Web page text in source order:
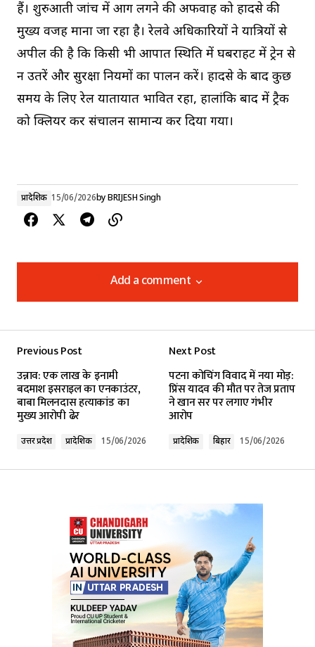
हैं। शुरुआती जांच में आग लगने की अफवाह को हादसे की
मुख्य वजह माना जा रहा है। रेलवे अधिकारियों ने यात्रियों से
अपील की है कि किसी भी आपात स्थिति में घबराहट में ट्रेन से
न उतरें और सुरक्षा नियमों का पालन करें। हादसे के बाद कुछ
समय के लिए रेल यातायात प्रभावित रहा, हालांकि बाद में ट्रैक
को क्लियर कर संचालन सामान्य कर दिया गया।
प्रादेशिक 15/06/2026byBRIJESH Singh
Add a comment
Add a comment
Required fields are marked*
Comment
Your E-mail*
Submit Comment
Previous Post
उन्नाव: एक लाख के इनामी
बदमाश इसराइल का एनकाउंटर,
बाबा मिलनदास हत्याकांड का
मुख्य आरोपी ढेर
उत्तर प्रदेश प्रादेशिक 15/06/2026
Next Post
पटना कोचिंग विवाद में नया मोड़:
प्रिंस यादव की मौत पर तेज प्रताप
ने खान सर पर लगाए गंभीर
आरोप
प्रादेशिक बिहार 15/06/2026